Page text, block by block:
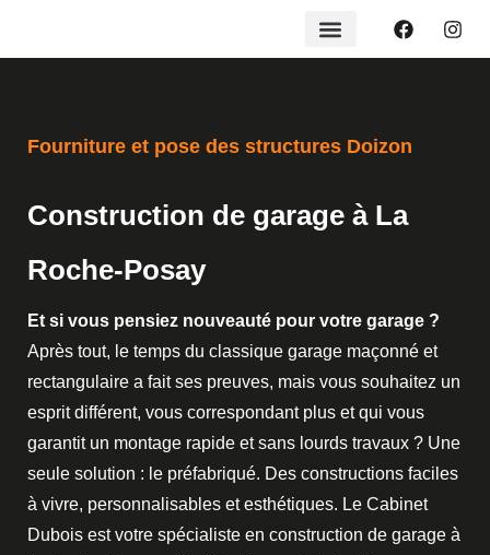
Fourniture et pose des structures Doizon
Construction de garage à La
Roche-Posay
Et si vous pensiez nouveauté pour votre garage ?
Après tout, le temps du classique garage maçonné et
rectangulaire a fait ses preuves, mais vous souhaitez un
esprit différent, vous correspondant plus et qui vous
garantit un montage rapide et sans lourds travaux ? Une
seule solution : le préfabriqué. Des constructions faciles
à vivre, personnalisables et esthétiques. Le Cabinet
Dubois est votre spécialiste en construction de garage à